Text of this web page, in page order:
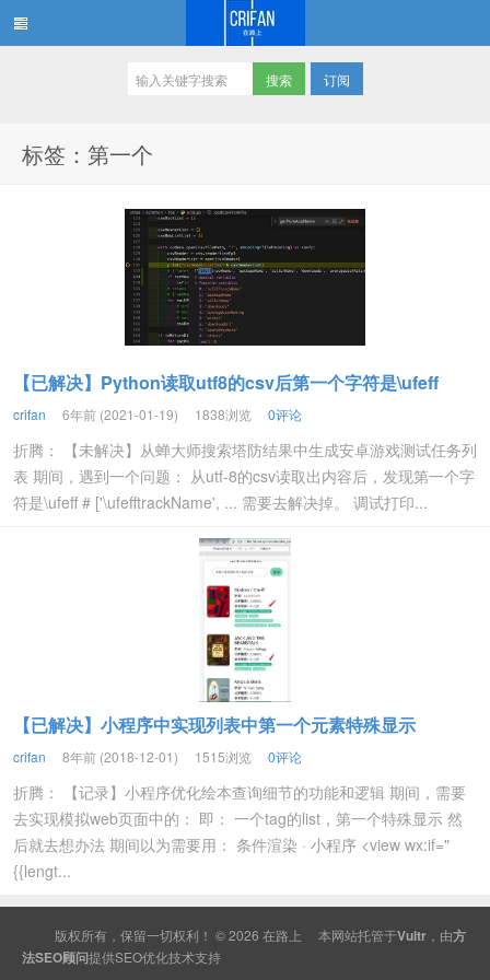
订阅
标签：第一个
【已解决】Python读取utf8的csv后第一个字符是\ufeff
crifan 6年前 (2021-01-19) 1838浏览 0评论
折腾： 【未解决】从蝉大师搜索塔防结果中生成安卓游戏测试任务列
表 期间，遇到一个问题： 从utf-8的csv读取出内容后，发现第一个字
符是\ufeff # ['\ufefftrackName', ... 需要去解决掉。 调试打印...
【已解决】小程序中实现列表中第一个元素特殊显示
crifan 8年前 (2018-12-01) 1515浏览 0评论
折腾： 【记录】小程序优化绘本查询细节的功能和逻辑 期间，需要
去实现模拟web页面中的： 即： 一个tag的list，第一个特殊显示 然
后就去想办法 期间以为需要用： 条件渲染 · 小程序 <view wx:if="
{{lengt...
版权所有，保留一切权利！ © 2026 在路上 本网站托管于Vultr ，由方
法SEO顾问提供SEO优化技术支持